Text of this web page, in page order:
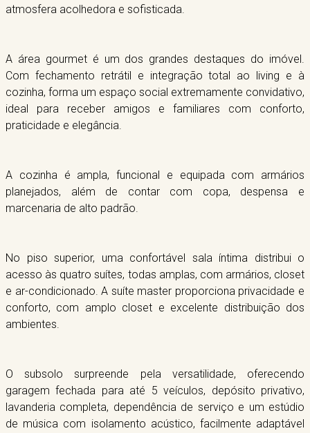
atmosfera acolhedora e sofisticada.
A área gourmet é um dos grandes destaques do imóvel.
Com fechamento retrátil e integração total ao living e à
cozinha, forma um espaço social extremamente convidativo,
ideal para receber amigos e familiares com conforto,
praticidade e elegância.
A cozinha é ampla, funcional e equipada com armários
planejados, além de contar com copa, despensa e
marcenaria de alto padrão.
No piso superior, uma confortável sala íntima distribui o
acesso às quatro suítes, todas amplas, com armários, closet
e ar-condicionado. A suíte master proporciona privacidade e
conforto, com amplo closet e excelente distribuição dos
ambientes.
O subsolo surpreende pela versatilidade, oferecendo
garagem fechada para até 5 veículos, depósito privativo,
lavanderia completa, dependência de serviço e um estúdio
de música com isolamento acústico, facilmente adaptável